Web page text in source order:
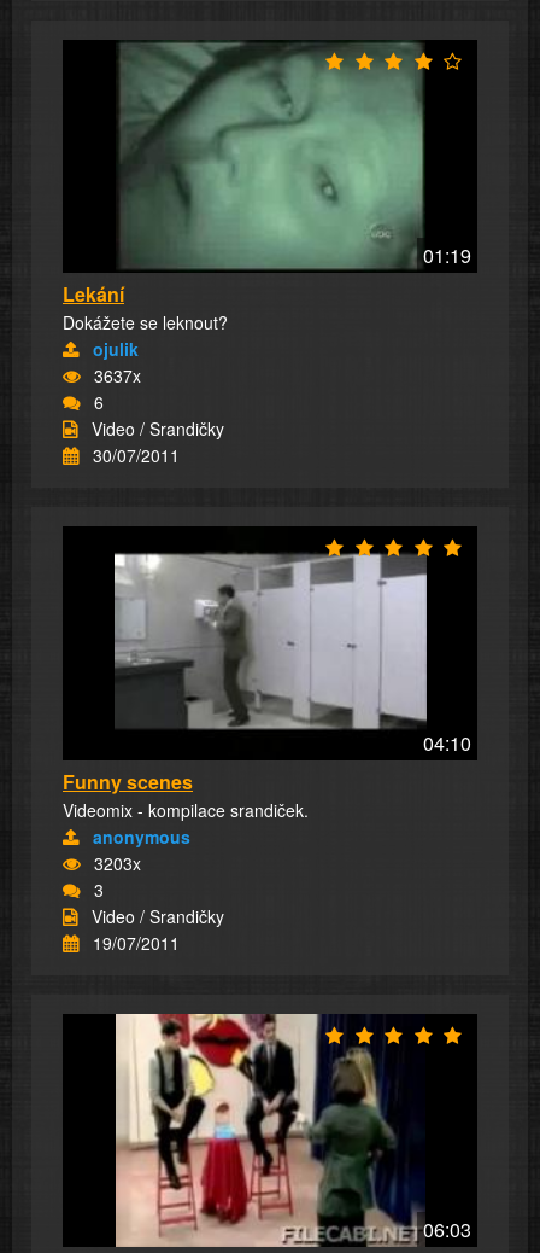
01:19
Lekání
Dokážete se leknout?
ojulik
3637x
6
Video / Srandičky
30/07/2011
04:10
Funny scenes
Videomix - kompilace srandiček.
anonymous
3203x
3
Video / Srandičky
19/07/2011
06:03